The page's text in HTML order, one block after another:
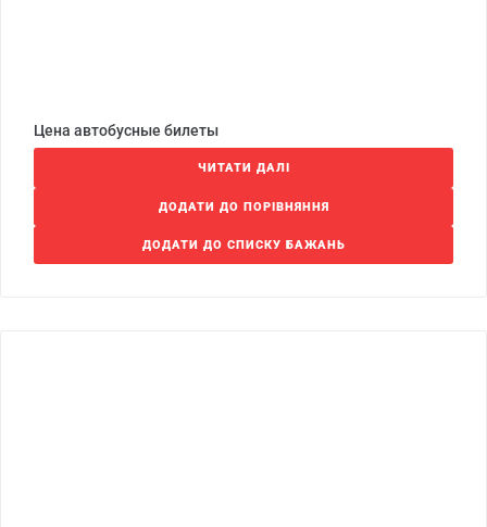
Цена автобусные билеты
ЧИТАТИ ДАЛІ
ДОДАТИ ДО ПОРІВНЯННЯ
ДОДАТИ ДО СПИСКУ БАЖАНЬ